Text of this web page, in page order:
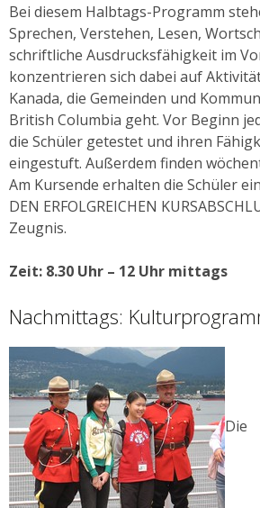
Bei diesem Halbtags-Programm
Sprechen, Verstehen, Lesen,
schriftliche Ausdrucksfähigkeit im
konzentrieren sich dabei auf
Kanada, die Gemeinden und
British Columbia geht. Vor Beginn
die Schüler getestet und ihren
eingestuft. Außerdem finden
Am Kursende erhalten die Schüler
DEN ERFOLGREICHEN
Zeugnis.
Zeit: 8.30 Uhr – 12 Uhr mittags
Nachmittags:
Die